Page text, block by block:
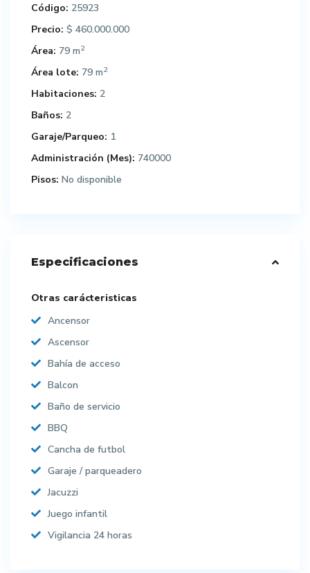
Código: 25923
Precio: $ 460.000.000
Área: 79 m2
Área lote: 79 m2
Habitaciones: 2
Baños: 2
Garaje/Parqueo: 1
Administración (Mes): 740000
Pisos: No disponible
Especificaciones
Otras carácteristicas
Ancensor
Ascensor
Bahía de acceso
Balcon
Baño de servicio
BBQ
Cancha de futbol
Garaje / parqueadero
Jacuzzi
Juego infantil
Vigilancia 24 horas